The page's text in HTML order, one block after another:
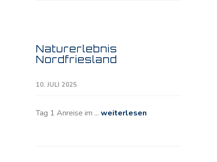
Naturerlebnis
Nordfriesland
10. JULI 2025
Tag 1 Anreise im ... weiterlesen